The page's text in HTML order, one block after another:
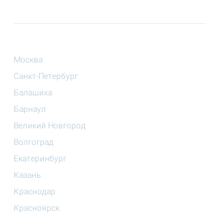
Москва
Санкт-Петербург
Балашиха
Барнаул
Великий Новгород
Волгоград
Екатеринбург
Казань
Краснодар
Красноярск